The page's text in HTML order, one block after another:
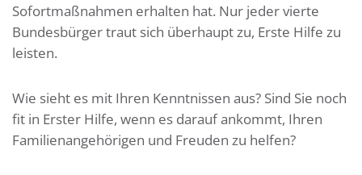
Sofortmaßnahmen erhalten hat. Nur jeder vierte
Bundesbürger traut sich überhaupt zu, Erste Hilfe zu
leisten.
Wie sieht es mit Ihren Kenntnissen aus? Sind Sie noch
fit in Erster Hilfe, wenn es darauf ankommt, Ihren
Familienangehörigen und Freuden zu helfen?